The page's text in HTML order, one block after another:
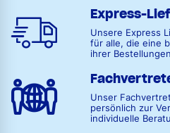
Express-
Unsere Express
für alle, die eine
ihrer
Unser
persönlich zur
individuelle